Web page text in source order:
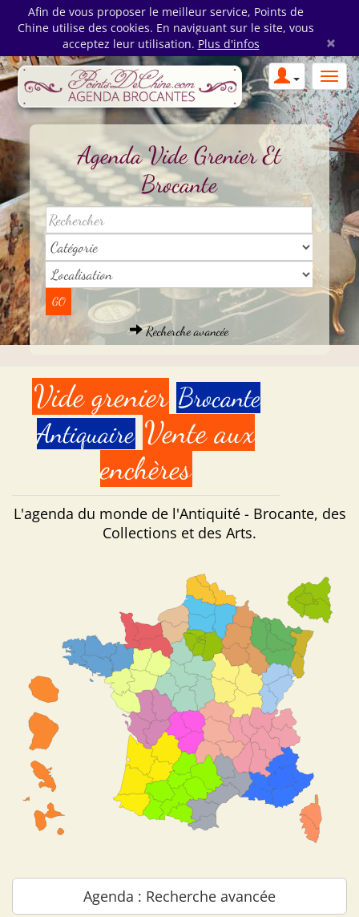
Afin de vous proposer le meilleur service, Points de
Chine utilise des cookies. En naviguant sur le site, vous
acceptez leur utilisation. Plus d'infos ×
Agenda Vide Grenier Et
Brocante
Recherche avancée
Vide grenier Brocante
Antiquaire Vente aux
enchères
L'agenda du monde de l'Antiquité - Brocante, des
Collections et des Arts.
Agenda : Recherche avancée